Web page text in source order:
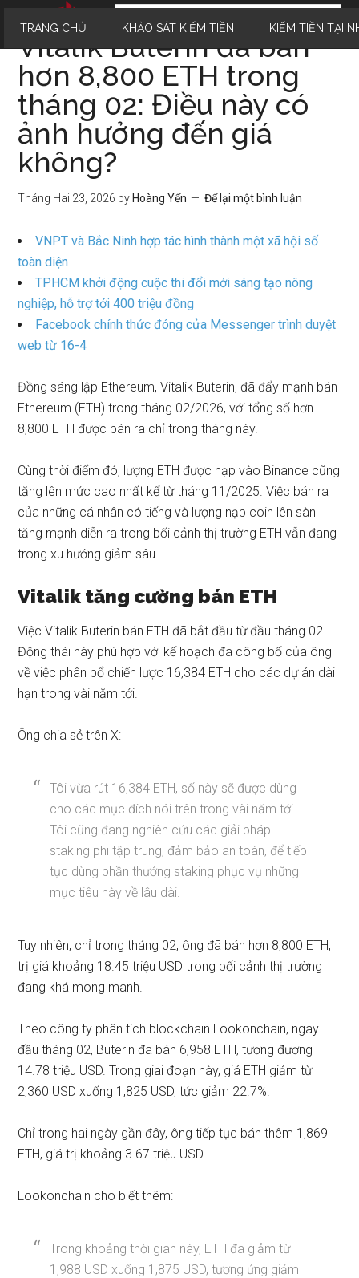
TRANG CHỦ KHẢO SÁT KIẾM TIỀN KIẾM TIỀN TẠI
Vitalik Buterin đã bán
hơn 8,800 ETH trong
tháng 02: Điều này có
ảnh hưởng đến giá
không?
Tháng Hai 23, 2026 by Hoàng Yến Để lại một bình luận
VNPT và Bắc Ninh hợp tác hình thành một xã hội số
toàn diện
TPHCM khởi động cuộc thi đổi mới sáng tạo nông
nghiệp, hỗ trợ tới 400 triệu đồng
Facebook chính thức đóng cửa Messenger trình duyệt
web từ 16-4
Đồng sáng lập Ethereum, Vitalik Buterin, đã đẩy mạnh bán
Ethereum (ETH) trong tháng 02/2026, với tổng số hơn
8,800 ETH được bán ra chỉ trong tháng này.
Cùng thời điểm đó, lượng ETH được nạp vào Binance cũng
tăng lên mức cao nhất kể từ tháng 11/2025. Việc bán ra
của những cá nhân có tiếng và lượng nạp coin lên sàn
tăng mạnh diễn ra trong bối cảnh thị trường ETH vẫn đang
trong xu hướng giảm sâu.
Vitalik tăng cường bán ETH
Việc Vitalik Buterin bán ETH đã bắt đầu từ đầu tháng 02.
Động thái này phù hợp với kế hoạch đã công bố của ông
về việc phân bổ chiến lược 16,384 ETH cho các dự án dài
hạn trong vài năm tới.
Ông chia sẻ trên X:
Tôi vừa rút 16,384 ETH, số này sẽ được dùng
cho các mục đích nói trên trong vài năm tới.
Tôi cũng đang nghiên cứu các giải pháp
staking phi tập trung, đảm bảo an toàn, để tiếp
tục dùng phần thưởng staking phục vụ những
mục tiêu này về lâu dài.
Tuy nhiên, chỉ trong tháng 02, ông đã bán hơn 8,800 ETH,
trị giá khoảng 18.45 triệu USD trong bối cảnh thị trường
đang khá mong manh.
Theo công ty phân tích blockchain Lookonchain, ngay
đầu tháng 02, Buterin đã bán 6,958 ETH, tương đương
14.78 triệu USD. Trong giai đoạn này, giá ETH giảm từ
2,360 USD xuống 1,825 USD, tức giảm 22.7%.
Chỉ trong hai ngày gần đây, ông tiếp tục bán thêm 1,869
ETH, giá trị khoảng 3.67 triệu USD.
Lookonchain cho biết thêm:
Trong khoảng thời gian này, ETH đã giảm từ
1,988 USD xuống 1,875 USD, tương ứng giảm